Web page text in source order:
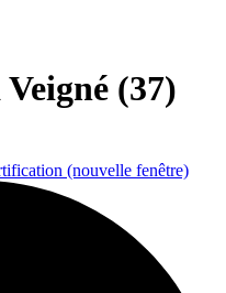
(37)
(nouvelle fenêtre)